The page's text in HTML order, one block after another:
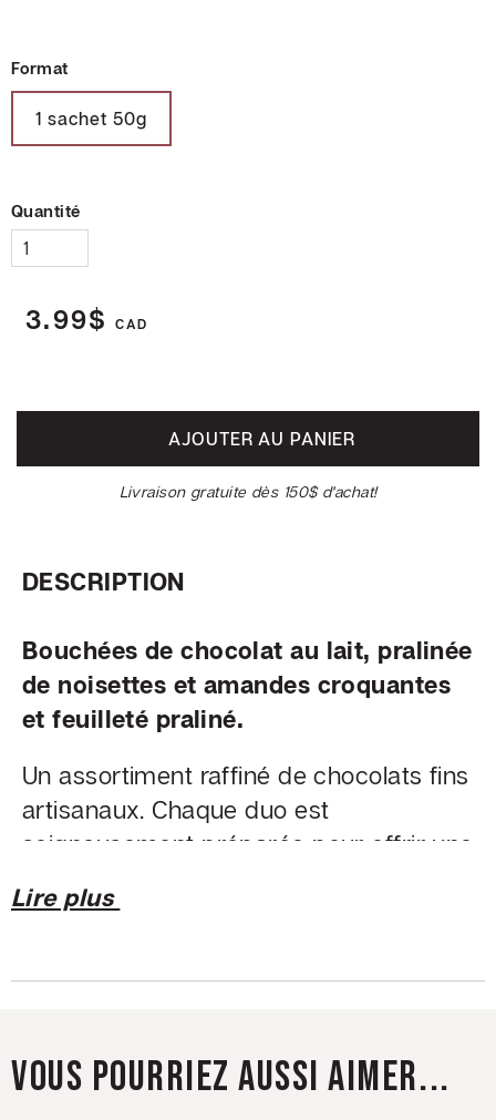
Format
1 sachet 50g
Quantité
3.99$ CAD
AJOUTER AU PANIER
Livraison gratuite dès 150$ d'achat!
DESCRIPTION
Bouchées de chocolat au lait, pralinée
de noisettes et amandes croquantes
et feuilleté praliné.
Un assortiment raffiné de chocolats fins
artisanaux. Chaque duo est
soigneusement préparée pour offrir une
élégante, parfaite pour gâter un être
Lire plus
VOUS POURRIEZ AUSSI AIMER...
Foodtruck
M.
Cornet
corporatifs
Soirée
Collaborations
Facebook
Chocolaterie